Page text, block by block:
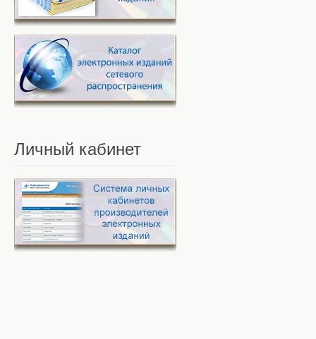
Личный кабинет